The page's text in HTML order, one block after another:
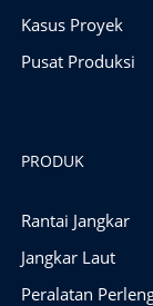
Kasus Proyek
Pusat Produksi
PRODUK
Rantai Jangkar
Jangkar Laut
Peralatan